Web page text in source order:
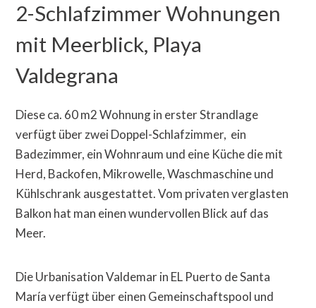
2-Schlafzimmer Wohnungen
mit Meerblick, Playa
Valdegrana
Diese ca. 60 m2 Wohnung in erster Strandlage
verfügt über zwei Doppel-Schlafzimmer, ein
Badezimmer, ein Wohnraum und eine Küche die mit
Herd, Backofen, Mikrowelle, Waschmaschine und
Kühlschrank ausgestattet. Vom privaten verglasten
Balkon hat man einen wundervollen Blick auf das
Meer.
Die Urbanisation Valdemar in EL Puerto de Santa
María verfügt über einen Gemeinschaftspool und